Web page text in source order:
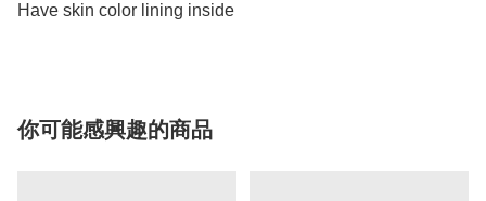
Have skin color lining inside
你可能感興趣的商品